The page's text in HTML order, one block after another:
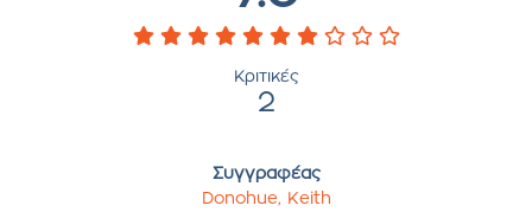
Κριτικές
2
Συγγραφέας
Donohue, Keith